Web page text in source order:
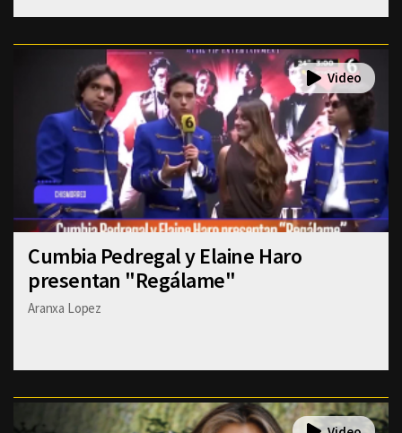
Cumbia Pedregal y Elaine Haro
presentan "Regálame"
Aranxa Lopez